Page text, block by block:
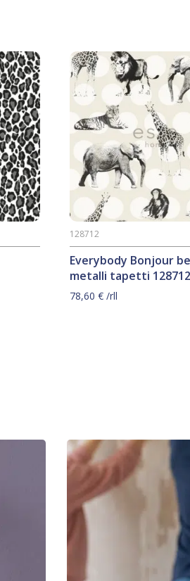
Everybody Bonjour
metalli tapetti 128712
128712
78,60 €/rll